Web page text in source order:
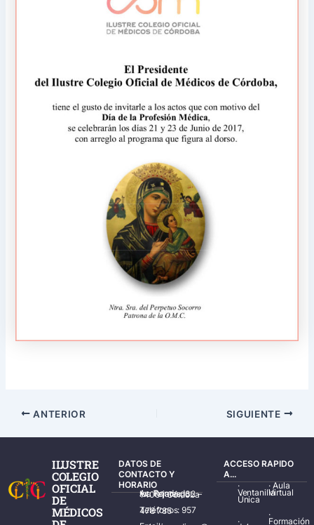
ANTERIOR SIGUIENTE
ILUSTRE
COLEGIO
OFICIAL
DE
MÉDICOS
DATOS DE
CONTACTO Y
HORARIO
Av. Ronda de los Tejares, 32 – 14001 Córdoba
Teléfonos: 957 478 785
ACCESO RAPIDO
A...
·
Ventanilla
Única
·
·Aula
Virtual
·
Formación